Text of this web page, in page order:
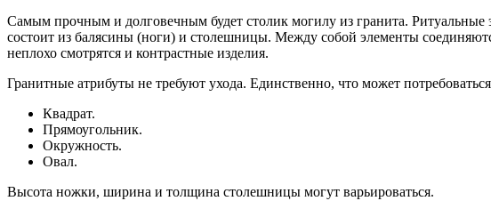
Самым прочным и долговечным будет столик могилу из гранита. Ритуальные
состоит из балясины (ноги) и столешницы. Между собой элементы
неплохо смотрятся и контрастные изделия.
Гранитные атрибуты не требуют ухода. Единственно, что может
Квадрат.
Прямоугольник.
Окружность.
Овал.
Высота ножки, ширина и толщина столешницы могут варьироваться.